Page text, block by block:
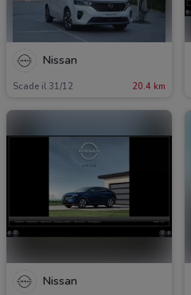
Nissan
Scade il 31/12 20.4 km
Nissan